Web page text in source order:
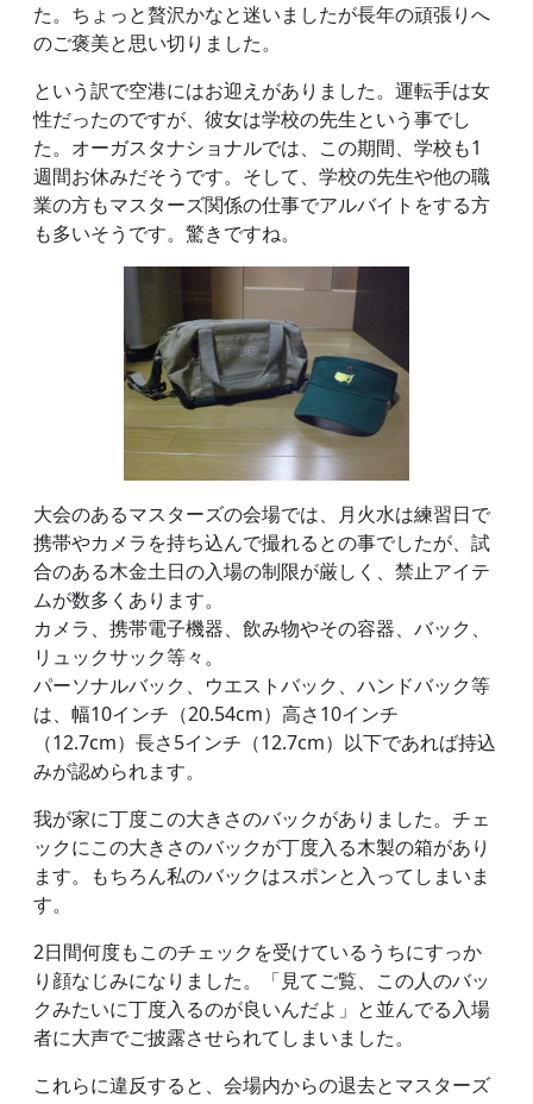
た。ちょっと贅沢かなと迷いましたが長年の頑張りへ
のご褒美と思い切りました。
という訳で空港にはお迎えがありました。運転手は女
性だったのですが、彼女は学校の先生という事でし
た。オーガスタナショナルでは、この期間、学校も1
週間お休みだそうです。そして、学校の先生や他の職
業の方もマスターズ関係の仕事でアルバイトをする方
も多いそうです。驚きですね。
大会のあるマスターズの会場では、月火水は練習日で
携帯やカメラを持ち込んで撮れるとの事でしたが、試
合のある木金土日の入場の制限が厳しく、禁止アイテ
ムが数多くあります。
カメラ、携帯電子機器、飲み物やその容器、バック、
リュックサック等々。
パーソナルバック、ウエストバック、ハンドバック等
は、幅10インチ（20.54cm）高さ10インチ
（12.7cm）長さ5インチ（12.7cm）以下であれば持込
みが認められます。
我が家に丁度この大きさのバックがありました。チェ
ックにこの大きさのバックが丁度入る木製の箱があり
ます。もちろん私のバックはスポンと入ってしまいま
す。
2日間何度もこのチェックを受けているうちにすっか
り顔なじみになりました。「見てご覧、この人のバッ
クみたいに丁度入るのが良いんだよ」と並んでる入場
者に大声でご披露させられてしまいました。
これらに違反すると、会場内からの退去とマスターズ